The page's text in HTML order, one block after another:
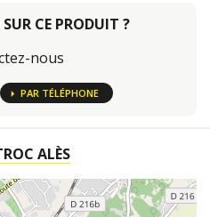
CE PRODUIT ?
nous
PAR TÉLÉPHONE
ALÈS